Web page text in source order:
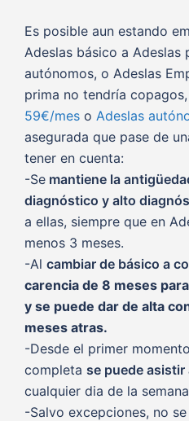
Es posible aun estando
Adeslas básico a Adeslas
autónomos, o Adeslas
prima no tendría
59€/mes o Adeslas
asegurada que pase de
tener en cuenta:
-Se mantiene la
diagnóstico y alto
a ellas, siempre que en
menos 3 meses.
-Al cambiar de básico a
carencia de 8 meses
y se puede dar de alta
meses atras.
-Desde el primer
completa se puede
cualquier dia de la
-Salvo excepciones, no